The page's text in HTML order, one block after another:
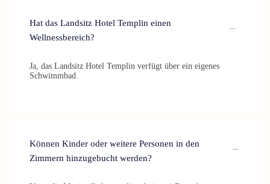
Hat das Landsitz Hotel Templin einen
Wellnessbereich?
Ja, das Landsitz Hotel Templin verfügt über ein eigenes
Schwimmbad.
Können Kinder oder weitere Personen in den
Zimmern hinzugebucht werden?